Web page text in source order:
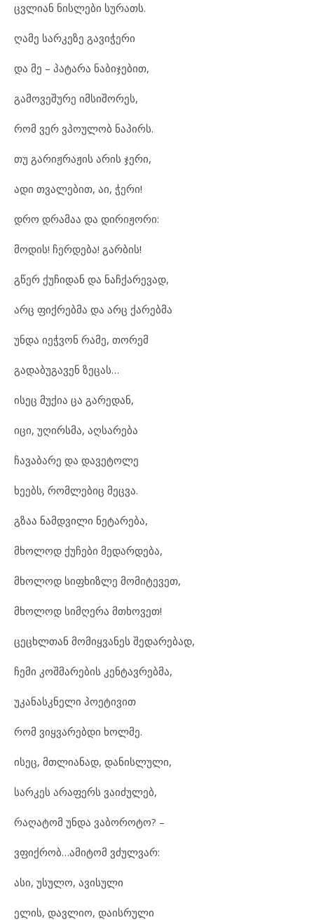
ცვლიან ნისლები სურათს.
ღამე სარკეზე გავიჭერი
და მე – პატარა ნაბიჯებით,
გამოვეშურე იმსიშორეს,
რომ ვერ ვპოულობ ნაპირს.
თუ გარიჟრაჟის არის ჯერი,
ადი თვალებით, აი, ჭერი!
დრო დრამაა და დირიჟორი:
მოდის! ჩერდება! გარბის!
გწერ ქუჩიდან და ნაჩქარევად,
არც ფიქრებმა და არც ქარებმა
უნდა იეჭვონ რამე, თორემ
გადაბუგავენ ზეცას…
ისეც მუქია ცა გარედან,
იცი, უღირსმა, აღსარება
ჩავაბარე და დავეტოლე
ხეებს, რომლებიც მეცვა.
გზაა ნამდვილი ნეტარება,
მხოლოდ ქუჩები მედარდება,
მხოლოდ სიფხიზლე მომიტევეთ,
მხოლოდ სიმღერა მთხოვეთ!
ცეცხლთან მომიყვანეს შედარებად,
ჩემი კოშმარების კენტავრებმა,
უკანასკნელი პოეტივით
რომ ვიყვარებდი ხოლმე.
ისეც, მთლიანად, დანისლული,
სარკეს არაფერს ვაიძულებ,
რაღატომ უნდა ვაბოროტო? –
ვფიქრობ…ამიტომ ვძულვარ:
ასი, უსულო, ავისული
ელის, დავლიო, დაისრული